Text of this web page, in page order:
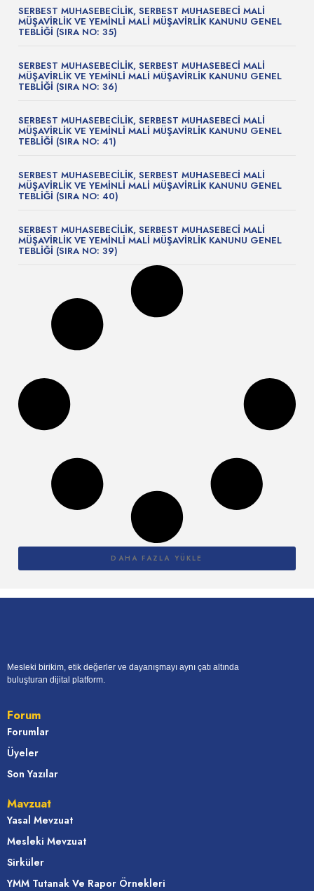
SERBEST MUHASEBECİLİK, SERBEST MUHASEBECİ MALİ
MÜŞAVİRLİK VE YEMİNLİ MALİ MÜŞAVİRLİK KANUNU GENEL
TEBLİĞİ (SIRA NO: 35)
SERBEST MUHASEBECİLİK, SERBEST MUHASEBECİ MALİ
MÜŞAVİRLİK VE YEMİNLİ MALİ MÜŞAVİRLİK KANUNU GENEL
TEBLİĞİ (SIRA NO: 36)
SERBEST MUHASEBECİLİK, SERBEST MUHASEBECİ MALİ
MÜŞAVİRLİK VE YEMİNLİ MALİ MÜŞAVİRLİK KANUNU GENEL
TEBLİĞİ (SIRA NO: 41)
SERBEST MUHASEBECİLİK, SERBEST MUHASEBECİ MALİ
MÜŞAVİRLİK VE YEMİNLİ MALİ MÜŞAVİRLİK KANUNU GENEL
TEBLİĞİ (SIRA NO: 40)
SERBEST MUHASEBECİLİK, SERBEST MUHASEBECİ MALİ
MÜŞAVİRLİK VE YEMİNLİ MALİ MÜŞAVİRLİK KANUNU GENEL
TEBLİĞİ (SIRA NO: 39)
DAHA FAZLA YÜKLE
Mesleki birikim, etik değerler ve dayanışmayı aynı çatı altında
buluşturan dijital platform.
Forum
Forumlar
Üyeler
Son Yazılar
Mavzuat
Yasal Mevzuat
Mesleki Mevzuat
Sirküler
YMM Tutanak Ve Rapor Örnekleri